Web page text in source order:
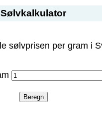
Sølvkalkulator
sølvprisen per gram i